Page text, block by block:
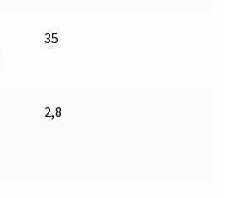
35
2,8